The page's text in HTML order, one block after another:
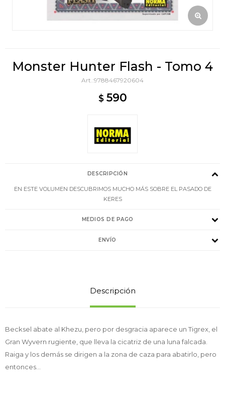
Monster Hunter Flash - Tomo 4
9788467920604
$ 590
DESCRIPCIÓN
EN ESTE VOLUMEN DESCUBRIMOS MUCHO MÁS SOBRE EL PASADO DE
KERES
MEDIOS DE PAGO
ENVÍO
Descripción
Becksel abate al Khezu, pero por desgracia aparece un Tigrex, el
Gran Wyvern rugiente, que lleva la cicatriz de una luna falcada.
Raiga y los demás se dirigen a la zona de caza para abatirlo, pero
entonces…